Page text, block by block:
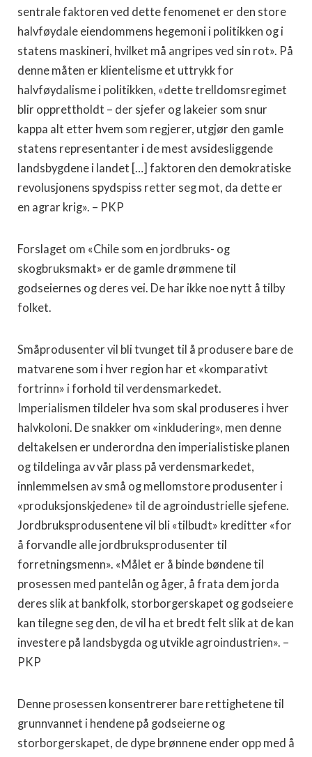
sentrale faktoren ved dette fenomenet er den store
halvføydale eiendommens hegemoni i politikken og i
statens maskineri, hvilket må angripes ved sin rot». På
denne måten er klientelisme et uttrykk for
halvføydalisme i politikken, «dette trelldomsregimet
blir opprettholdt – der sjefer og lakeier som snur
kappa alt etter hvem som regjerer, utgjør den gamle
statens representanter i de mest avsidesliggende
landsbygdene i landet […] faktoren den demokratiske
revolusjonens spydspiss retter seg mot, da dette er
en agrar krig». – PKP
Forslaget om «Chile som en jordbruks- og
skogbruksmakt» er de gamle drømmene til
godseiernes og deres vei. De har ikke noe nytt å tilby
folket.
Småprodusenter vil bli tvunget til å produsere bare de
matvarene som i hver region har et «komparativt
fortrinn» i forhold til verdensmarkedet.
Imperialismen tildeler hva som skal produseres i hver
halvkoloni. De snakker om «inkludering», men denne
deltakelsen er underordna den imperialistiske planen
og tildelinga av vår plass på verdensmarkedet,
innlemmelsen av små og mellomstore produsenter i
«produksjonskjedene» til de agroindustrielle sjefene.
Jordbruksprodusentene vil bli «tilbudt» kreditter «for
å forvandle alle jordbruksprodusenter til
forretningsmenn». «Målet er å binde bøndene til
prosessen med pantelån og åger, å frata dem jorda
deres slik at bankfolk, storborgerskapet og godseiere
kan tilegne seg den, de vil ha et bredt felt slik at de kan
investere på landsbygda og utvikle agroindustrien». –
PKP
Denne prosessen konsentrerer bare rettighetene til
grunnvannet i hendene på godseierne og
storborgerskapet, de dype brønnene ender opp med å